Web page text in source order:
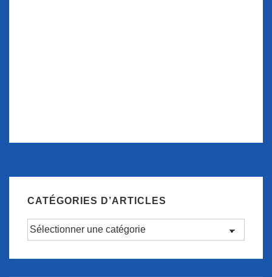
CATÉGORIES D’ARTICLES
Catégories